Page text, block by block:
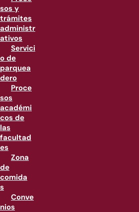
sos y
trámites
administr
ativos
Servici
o de
parquea
dero
Proce
sos
académi
cos de
las
facultad
es
Zona
de
comida
s
Conve
nios